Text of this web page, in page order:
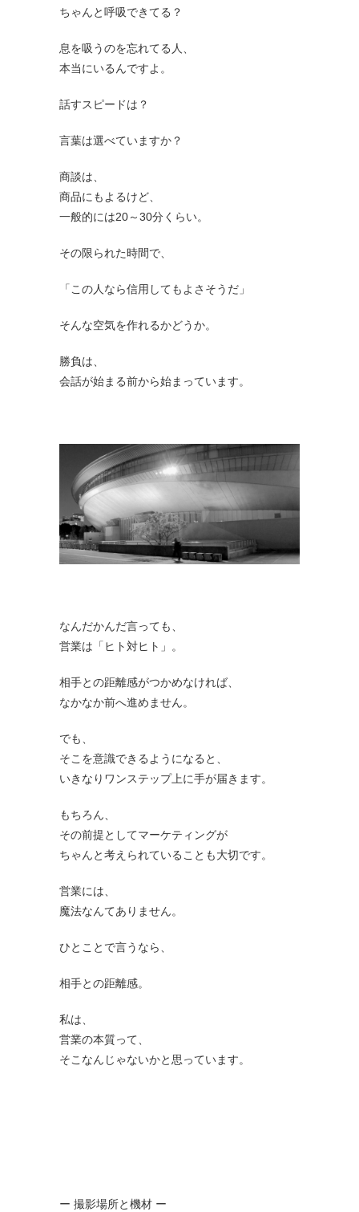
ちゃんと呼吸できてる？
息を吸うのを忘れてる人、
本当にいるんですよ。
話すスピードは？
言葉は選べていますか？
商談は、
商品にもよるけど、
一般的には20～30分くらい。
その限られた時間で、
「この人なら信用してもよさそうだ」
そんな空気を作れるかどうか。
勝負は、
会話が始まる前から始まっています。
なんだかんだ言っても、
営業は「ヒト対ヒト」。
相手との距離感がつかめなければ、
なかなか前へ進めません。
でも、
そこを意識できるようになると、
いきなりワンステップ上に手が届きます。
もちろん、
その前提としてマーケティングが
ちゃんと考えられていることも大切です。
営業には、
魔法なんてありません。
ひとことで言うなら、
相手との距離感。
私は、
営業の本質って、
そこなんじゃないかと思っています。
ー 撮影場所と機材 ー